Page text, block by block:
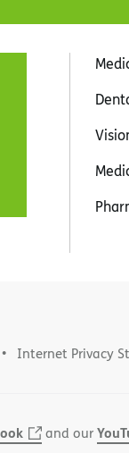
Internet Privacy
and our